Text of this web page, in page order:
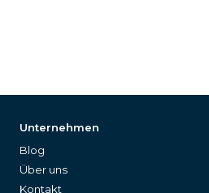
Unternehmen
Blog
Über uns
Kontakt